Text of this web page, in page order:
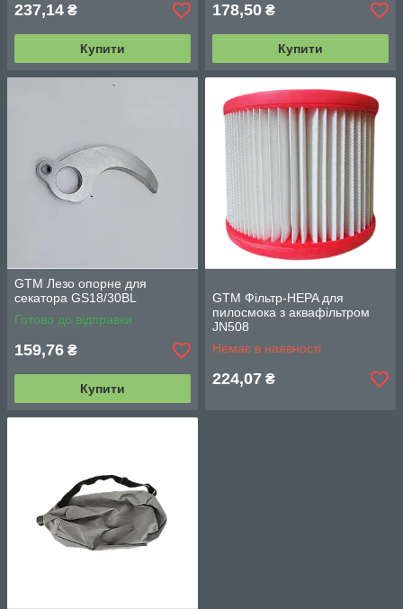
237,14 ₴
Купити
178,50 ₴
Купити
GTM Лезо опорне для
секатора GS18/30BL
Готово до відправки
159,76 ₴
Купити
GTM Фільтр-HEPA для
пилосмока з аквафільтром
JN508
Немає в наявності
224,07 ₴